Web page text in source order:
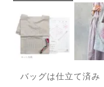
バッグは仕立て済み